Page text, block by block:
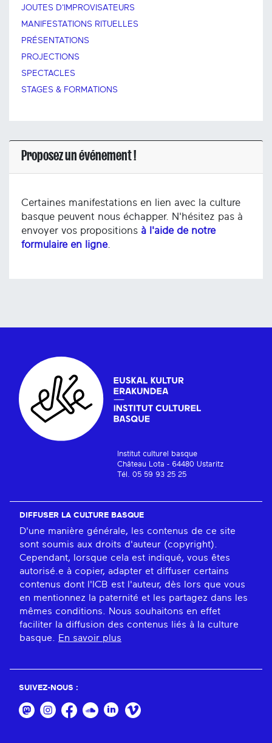
JOUTES D'IMPROVISATEURS
MANIFESTATIONS RITUELLES
PRÉSENTATIONS
PROJECTIONS
SPECTACLES
STAGES & FORMATIONS
Proposez un événement !
Certaines manifestations en lien avec la culture
basque peuvent nous échapper. N'hésitez pas à
envoyer vos propositions à l'aide de notre
formulaire en ligne.
Institut culturel basque
Château Lota - 64480 Ustaritz
Tél. 05 59 93 25 25
DIFFUSER LA CULTURE BASQUE
D'une manière générale, les contenus de ce site
sont soumis aux droits d'auteur (copyright).
Cependant, lorsque cela est indiqué, vous êtes
autorisé.e à copier, adapter et diffuser certains
contenus dont l'ICB est l'auteur, dès lors que vous
en mentionnez la paternité et les partagez dans les
mêmes conditions. Nous souhaitons en effet
faciliter la diffusion des contenus liés à la culture
basque. En savoir plus
SUIVEZ-NOUS :